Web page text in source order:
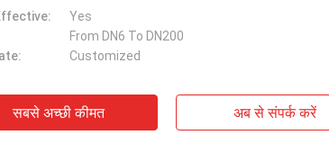
Yes
From DN6 To DN200
Customized
सबसे अच्छी कीमत अब से संपर्क करें